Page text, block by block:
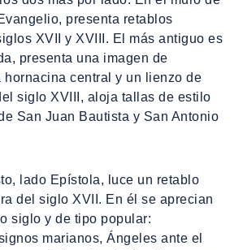
presenta retablos
XVII y XVIII. El más antiguo es
presenta una imagen de
hornacina central y un lienzo de
siglo XVIII, aloja tallas de estilo
San Juan Bautista y San Antonio
lado Epístola, luce un retablo
del siglo XVII. En él se aprecian
siglo y de tipo popular:
marianos, Ángeles ante el